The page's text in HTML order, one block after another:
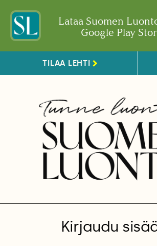
Lataa Suomen
Google Play
TILAA LEHTI
Kirjaudu